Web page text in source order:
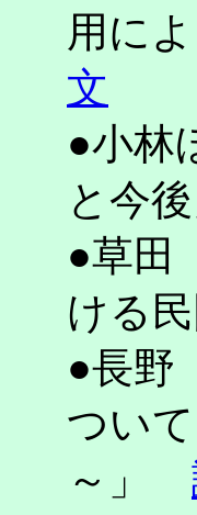
用に
文
●小林
と今
●草田
ける
●長野
つい
～」